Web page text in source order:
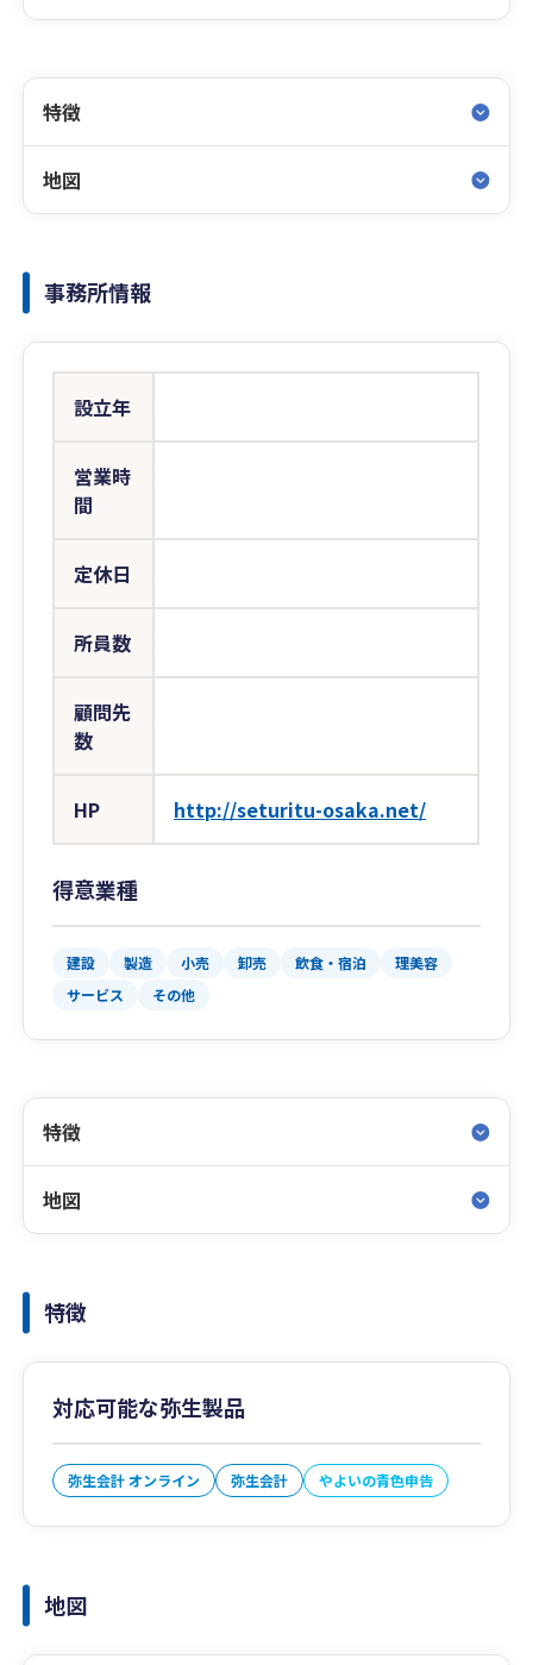
特徴
地図
事務所情報
設立年
営業時
間
定休日
所員数
顧問先
数
HP http://seturitu-osaka.net/
得意業種
建設 製造 小売 卸売 飲食・宿泊
理美容
サービス
その他
特徴
地図
特徴
対応可能な弥生製品
弥生会計 オンライン 弥生会計 やよいの青色申告
地図